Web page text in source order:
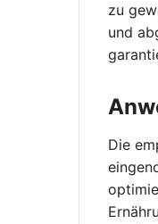
zu
und
Die